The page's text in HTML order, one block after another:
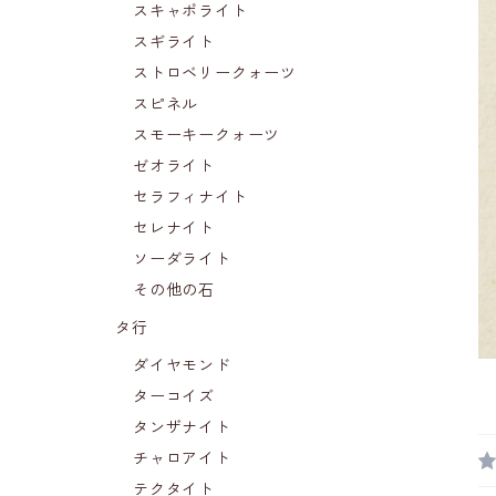
スキャポライト
スギライト
ストロベリークォーツ
スピネル
スモーキークォーツ
ゼオライト
セラフィナイト
セレナイト
ソーダライト
その他の石
タ行
ダイヤモンド
ターコイズ
タンザナイト
チャロアイト
テクタイト